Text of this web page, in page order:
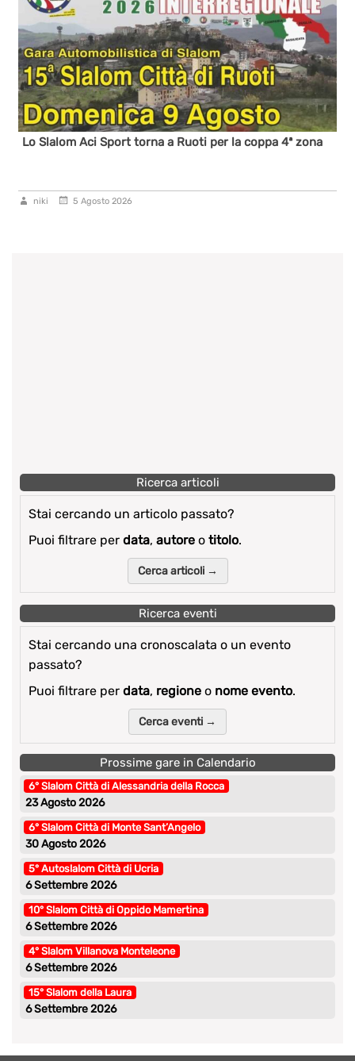
Lo Slalom Aci Sport torna a Ruoti per la coppa 4ª zona
niki 5 Agosto 2026
Ricerca articoli
Stai cercando un articolo passato?
Puoi filtrare per data, autore o titolo.
Cerca articoli →
Ricerca eventi
Stai cercando una cronoscalata o un evento
passato?
Puoi filtrare per data, regione o nome evento.
Cerca eventi →
Prossime gare in Calendario
6° Slalom Città di Alessandria della Rocca
23 Agosto 2026
6° Slalom Città di Monte Sant’Angelo
30 Agosto 2026
5° Autoslalom Città di Ucria
6 Settembre 2026
10° Slalom Città di Oppido Mamertina
6 Settembre 2026
4° Slalom Villanova Monteleone
6 Settembre 2026
15° Slalom della Laura
6 Settembre 2026